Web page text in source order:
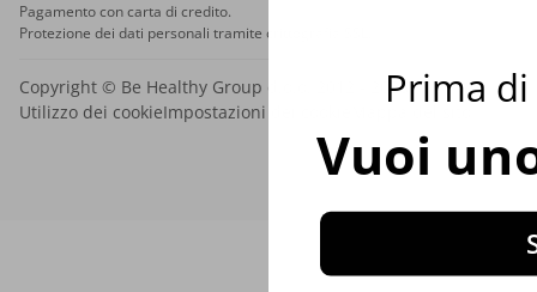
Pagamento con carta di credito.
Protezione dei dati personali tramite crittografia SSL.
Copyright © Be Healthy Group d.o.o. 2012 - 2026
Utilizzo dei cookieImpostazioni dei cookie
Prima
Vuoi